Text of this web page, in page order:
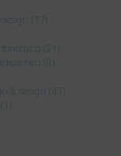
(37)
folierung (21)
(6)
& design (43)